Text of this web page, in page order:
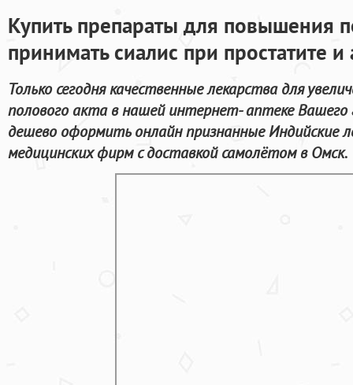
Купить препараты для повышения
принимать сиалис при простатите
Только сегодня качественные лекарства для
полового акта в нашей интернет- аптеке
дешево оформить онлайн признанные Индийские
медицинских фирм с доставкой самолётом в Омск.